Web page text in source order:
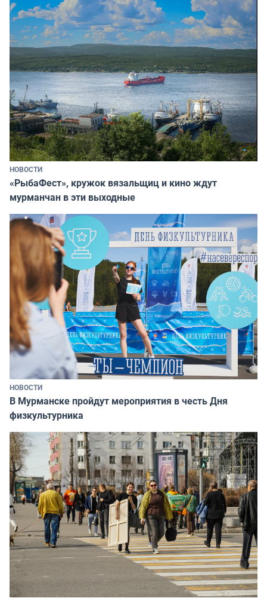
НОВОСТИ
«РыбаФест», кружок вязальщиц и кино ждут
мурманчан в эти выходные
НОВОСТИ
В Мурманске пройдут мероприятия в честь Дня
физкультурника